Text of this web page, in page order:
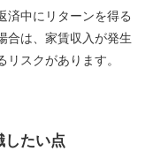
済中にリターンを得る
合は、家賃収入が発生
スクがあります。
したい点